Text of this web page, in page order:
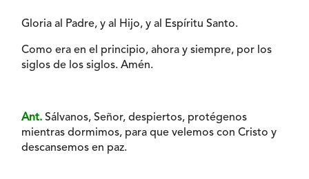
Gloria al Padre, y al Hijo, y al Espíritu Santo.
Como era en el principio, ahora y siempre, por los
siglos de los siglos. Amén.
Ant. Sálvanos, Señor, despiertos, protégenos
mientras dormimos, para que velemos con Cristo y
descansemos en paz.